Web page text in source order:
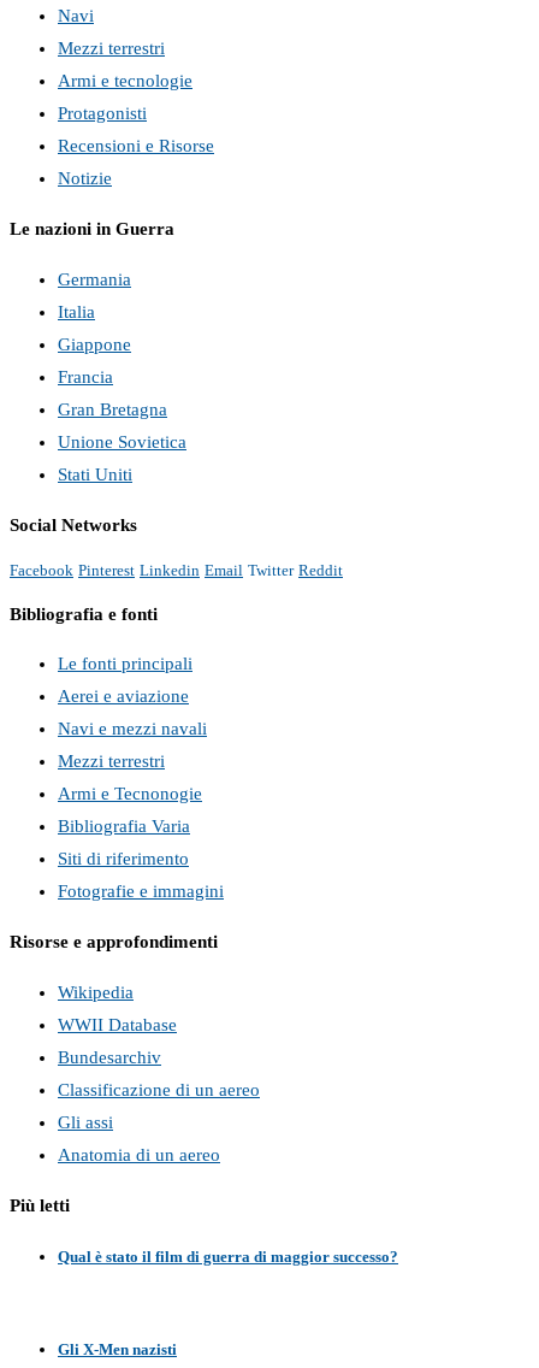
Navi
Mezzi terrestri
Armi e tecnologie
Protagonisti
Recensioni e Risorse
Notizie
Le nazioni in Guerra
Germania
Italia
Giappone
Francia
Gran Bretagna
Unione Sovietica
Stati Uniti
Social Networks
Facebook Pinterest Linkedin Email Twitter Reddit
Bibliografia e fonti
Le fonti principali
Aerei e aviazione
Navi e mezzi navali
Mezzi terrestri
Armi e Tecnonogie
Bibliografia Varia
Siti di riferimento
Fotografie e immagini
Risorse e approfondimenti
Wikipedia
WWII Database
Bundesarchiv
Classificazione di un aereo
Gli assi
Anatomia di un aereo
Più letti
Qual è stato il film di guerra di maggior successo?
Gli X-Men nazisti